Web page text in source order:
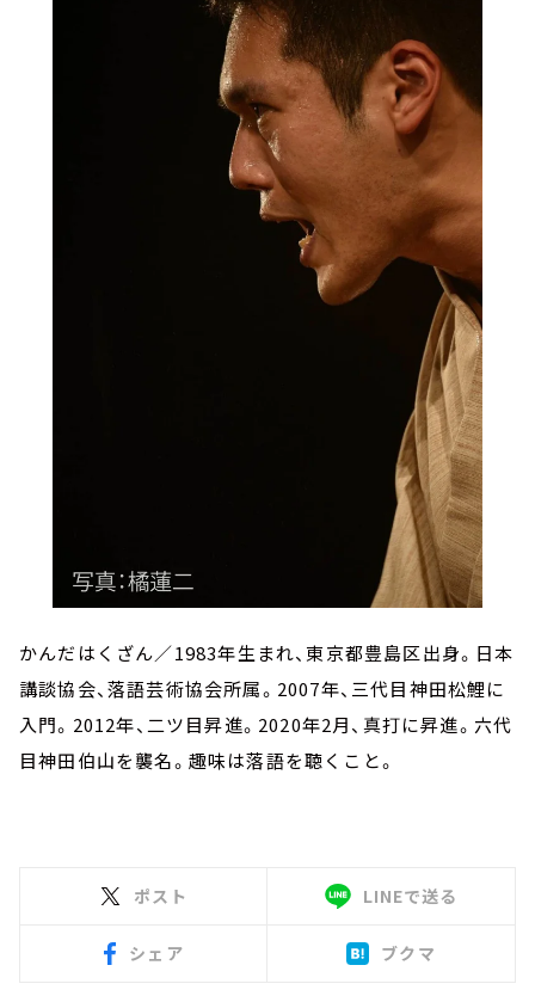
かんだはくざん／1983年生まれ、東京都豊島区出身。日本
講談協会、落語芸術協会所属。2007年、三代目神田松鯉に
入門。2012年、二ツ目昇進。2020年2月、真打に昇進。六代
目神田伯山を襲名。趣味は落語を聴くこと。
ポスト LINEで送る
シェア ブクマ